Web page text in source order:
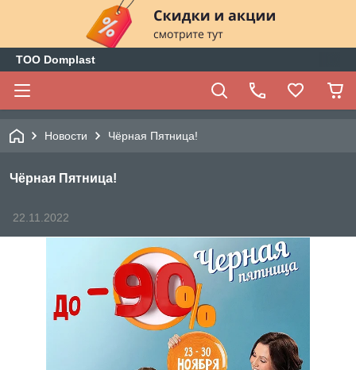
ТОО Domplast
Новости Чёрная Пятница!
Чёрная Пятница!
22.11.2022